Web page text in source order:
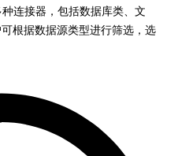
种连接器，包括数据库类、文
根据数据源类型进行筛选，选